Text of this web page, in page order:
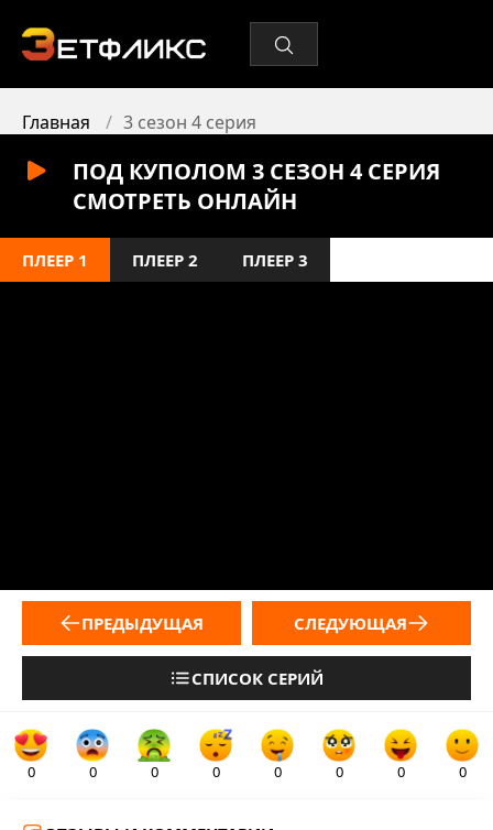
Главная 3 сезон 4 серия
ПОД КУПОЛОМ 3 СЕЗОН 4 СЕРИЯ
СМОТРЕТЬ ОНЛАЙН
ПЛЕЕР 1 ПЛЕЕР 2 ПЛЕЕР 3
ПРЕДЫДУЩАЯ
СПИСОК СЕРИЙ
СЛЕДУЮЩАЯ
0 0 0 0 0 0 0 0